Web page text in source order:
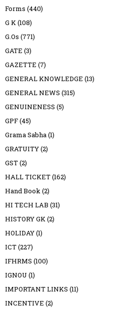
Forms (440)
G K(108)
G.Os (771)
GATE (3)
GAZETTE (7)
GENERAL KNOWLEDGE (13)
GENERAL NEWS (315)
GENUINENESS (5)
GPF(45)
Grama Sabha(1)
GRATUITY(2)
GST(2)
HALL TICKET(162)
Hand Book(2)
HI TECH LAB (31)
HISTORY GK(2)
HOLIDAY(1)
ICT(227)
IFHRMS (100)
IGNOU (1)
IMPORTANT LINKS (11)
INCENTIVE (2)